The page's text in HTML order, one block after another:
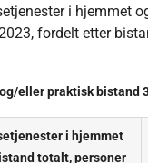
i hjemmet
fordelt etter
eller praktisk bistand
i hjemmet
totalt, personer